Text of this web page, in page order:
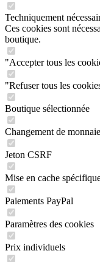
Techniquement
Ces cookies sont
boutique.
"Accepter tous les
"Refuser tous les
Boutique sélectionnée
Changement de monnaie
Jeton CSRF
Mise en cache
Paiements PayPal
Paramètres des cookies
Prix individuels